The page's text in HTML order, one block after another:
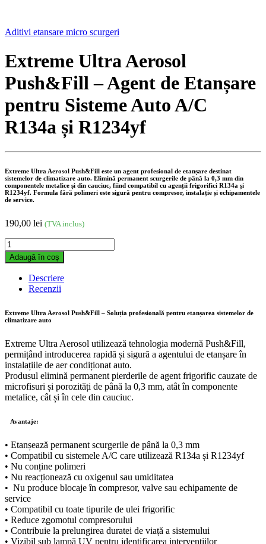
Aditivi etansare micro scurgeri
Extreme Ultra Aerosol
Push&Fill – Agent de Etanșare
pentru Sisteme Auto A/C
R134a și R1234yf
Extreme Ultra Aerosol Push&Fill este un agent profesional de etanșare destinat
sistemelor de climatizare auto. Elimină permanent scurgerile de până la 0,3 mm din
componentele metalice și din cauciuc, fiind compatibil cu agenții frigorifici R134a și
R1234yf. Formula fără polimeri este sigură pentru compresor, instalație și echipamentele
de service.
190,00 lei (TVA inclus)
Extreme
Ultra
Aerosol
Push&Fill
Etanșare
Sisteme
Auto
A/C
R134a
și
R1234yf
quantity
Adaugă în coș
Descriere
Recenzii
Extreme Ultra Aerosol Push&Fill – Soluția profesională pentru etanșarea sistemelor de
climatizare auto
Extreme Ultra Aerosol utilizează tehnologia modernă Push&Fill,
permițând introducerea rapidă și sigură a agentului de etanșare în
instalațiile de aer condiționat auto.
Produsul elimină permanent pierderile de agent frigorific cauzate de
microfisuri și porozități de până la 0,3 mm, atât în componente
metalice, cât și în cele din cauciuc.
Avantaje:
• Etanșează permanent scurgerile de până la 0,3 mm
• Compatibil cu sistemele A/C care utilizează R134a și R1234yf
• Nu conține polimeri
• Nu reacționează cu oxigenul sau umiditatea
• Nu produce blocaje în compresor, valve sau echipamente de
service
• Compatibil cu toate tipurile de ulei frigorific
• Reduce zgomotul compresorului
• Contribuie la prelungirea duratei de viață a sistemului
• Vizibil sub lampă UV pentru identificarea intervențiilor